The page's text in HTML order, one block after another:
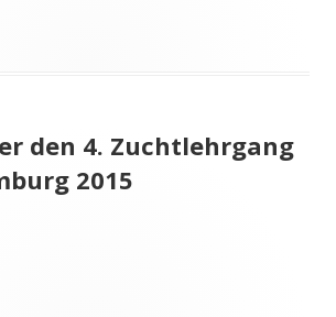
den 4. Zuchtlehrgang
2015
über den 4. Zuchtlehrgang des LV